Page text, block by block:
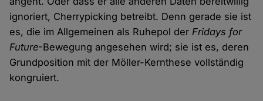
ignoriert, Cherrypicking betreibt. Denn gerade sie ist
es, die im Allgemeinen als Ruhepol derFridays for
Future-Bewegung angesehen wird; sie ist es, deren
Grundposition mit der Möller-Kernthese vollständig
kongruiert.